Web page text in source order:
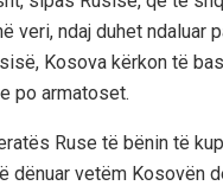
veri, ndaj duhet ndaluar
Kosova kërkon të
po armatoset.
Ruse të bënin të
dënuar vetëm Kosovën